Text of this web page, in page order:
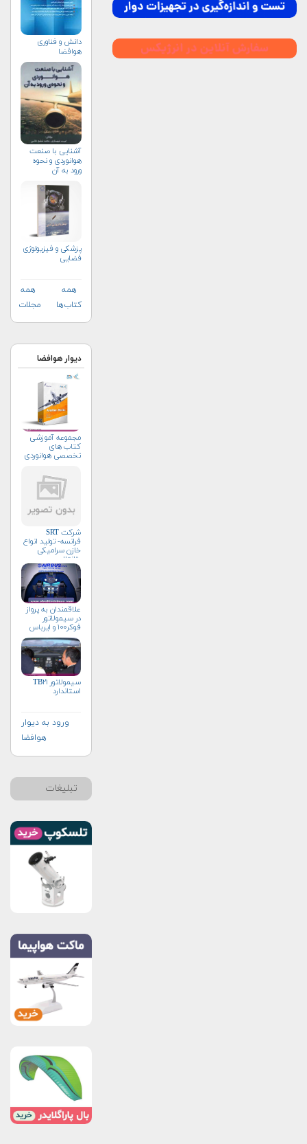
دانش و فناوری
هوافضا
آشنایی با صنعت
هوانوردی و نحوه
ورود به آن
پزشکی و فیزیولوژی
فضایی
همه
کتاب‌ها
همه
مجلات
دیوار هوافضا
مجموعه آموزشی
کتاب های
تخصصی هوانوردی
شرکت SRT
فرانسه- تولید انواع
خازن سرامیکی
وتانتال
علاقمندان به پرواز
در سیمولاتور
فوکر۱۰۰ و ایرباس
سیمولاتور TB۲۱
استاندارد
ورود به دیوار
هوافضا
تبلیغات